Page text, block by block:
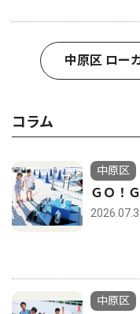
中原区 ロー
コラム
中原区
ＧＯ！
中原区